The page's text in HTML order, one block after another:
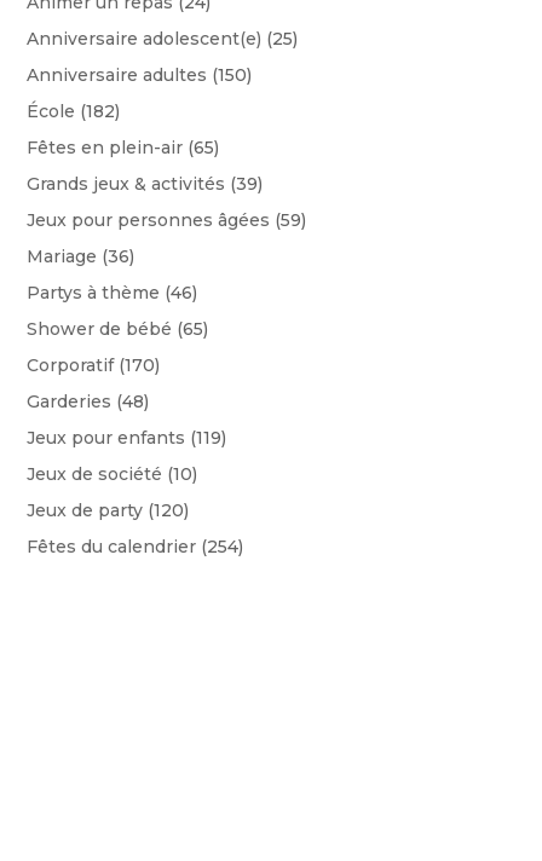
Anniversaire adolescent(e) (25)
Anniversaire adultes (150)
École (182)
Fêtes en plein-air (65)
Grands jeux & activités (39)
Jeux pour personnes âgées (59)
Mariage (36)
Partys à thème (46)
Shower de bébé (65)
Corporatif (170)
Garderies (48)
Jeux pour enfants (119)
Jeux de société (10)
Jeux de party (120)
Fêtes du calendrier (254)